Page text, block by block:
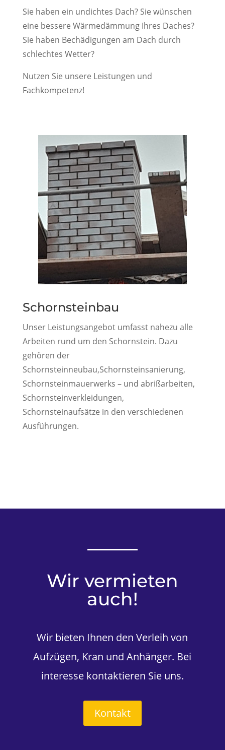
Sie haben ein undichtes Dach? Sie wünschen
eine bessere Wärmedämmung Ihres Daches?
Sie haben Bechädigungen am Dach durch
schlechtes Wetter?
Nutzen Sie unsere Leistungen und
Fachkompetenz!
Schornsteinbau
Unser Leistungsangebot umfasst nahezu alle
Arbeiten rund um den Schornstein. Dazu
gehören der
Schornsteinneubau,Schornsteinsanierung,
Schornsteinmauerwerks – und abrißarbeiten,
Schornsteinverkleidungen,
Schornsteinaufsätze in den verschiedenen
Ausführungen.
Wir vermieten
auch!
Wir bieten Ihnen den Verleih von
Aufzügen, Kran und Anhänger. Bei
interesse kontaktieren Sie uns.
Kontakt